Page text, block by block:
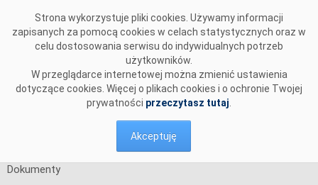
Strona wykorzystuje pliki cookies. Używamy informacji
zapisanych za pomocą cookies w celach statystycznych oraz w
celu dostosowania serwisu do indywidualnych potrzeb
użytkowników.
W przeglądarce internetowej można zmienić ustawienia
dotyczące cookies. Więcej o plikach cookies i o ochronie Twojej
prywatności przeczytasz tutaj
Akceptuję
Dokumenty